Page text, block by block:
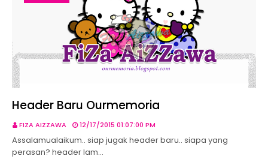
Header Baru Ourmemoria
FIZA AIZZAWA 12/17/2015 01:07:00 PM
Assalamualaikum.. siap jugak header baru.. siapa yang
perasan? header lam…